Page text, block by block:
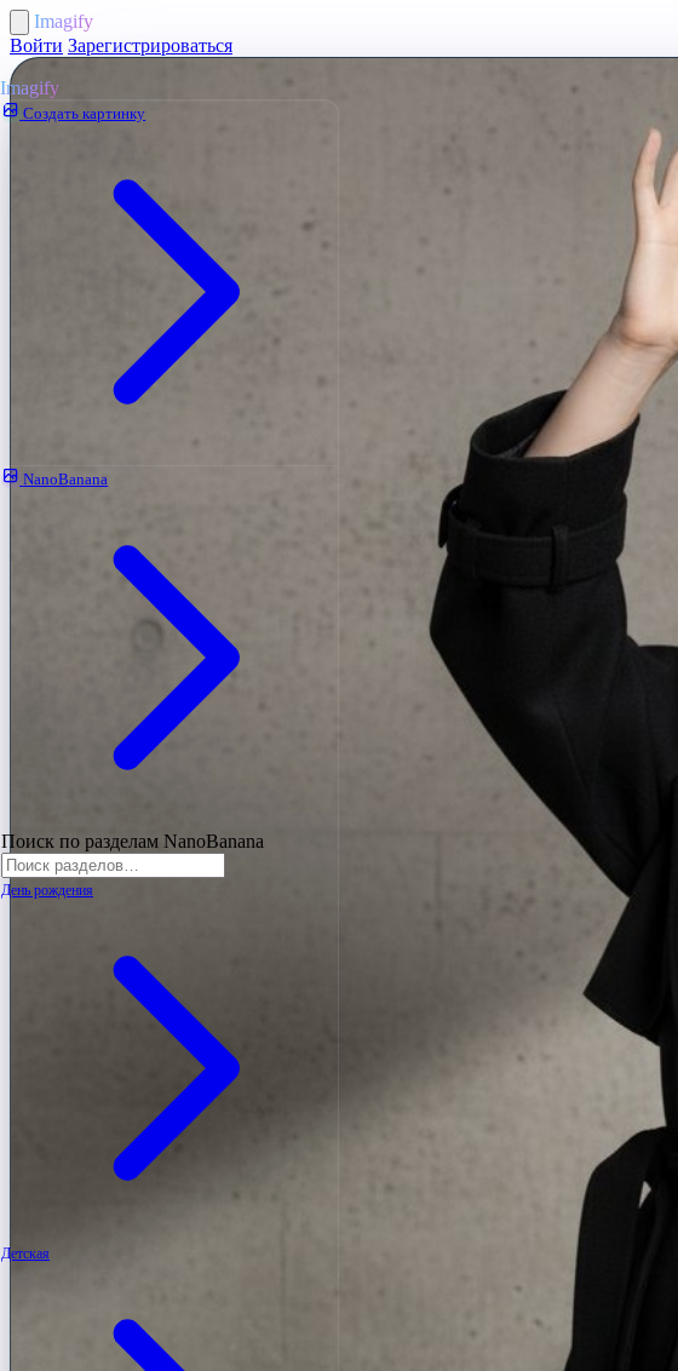
Imagify
Войти Зарегистрироваться
Imagify
Создать картинку
NanoBanana
Поиск по разделам NanoBanana
День рождения
Детская